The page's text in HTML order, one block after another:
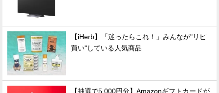
【iHerb】「迷ったらこれ！」みんなが"リピ
買い"している人気商品
【抽選で5,000円分】Amazonギフトカードが